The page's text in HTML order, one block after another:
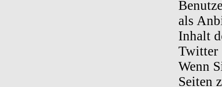
als
Inhalt
Twitter
Wenn
Seiten